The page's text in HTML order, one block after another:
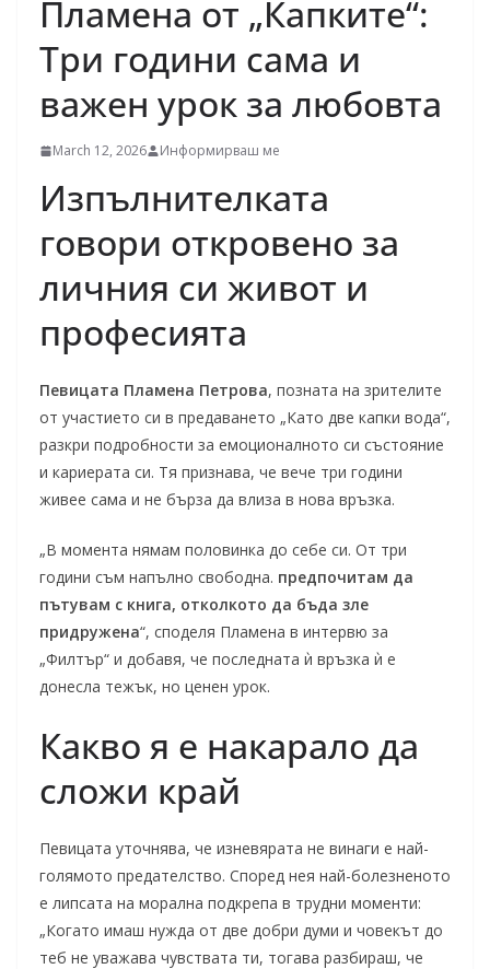
Пламена от „Капките“:
Три години сама и
важен урок за любовта
March 12, 2026 Информирваш ме
Изпълнителката
говори откровено за
личния си живот и
професията
Певицата Пламена Петрова, позната на зрителите
от участието си в предаването „Като две капки вода“,
разкри подробности за емоционалното си състояние
и кариерата си. Тя признава, че вече три години
живее сама и не бърза да влиза в нова връзка.
„В момента нямам половинка до себе си. От три
години съм напълно свободна. предпочитам да
пътувам с книга, отколкото да бъда зле
придружена“, споделя Пламена в интервю за
„Филтър“ и добавя, че последната ѝ връзка ѝ е
донесла тежък, но ценен урок.
Какво я е накарало да
сложи край
Певицата уточнява, че изневярата не винаги е най-
голямото предателство. Според нея най-болезненото
е липсата на морална подкрепа в трудни моменти:
„Когато имаш нужда от две добри думи и човекът до
теб не уважава чувствата ти, тогава разбираш, че